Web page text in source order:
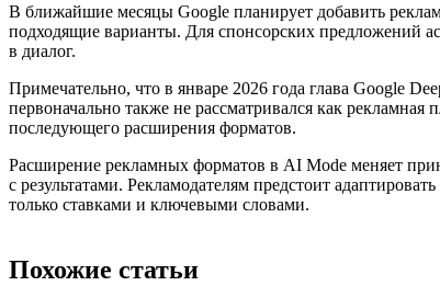
В ближайшие месяцы Google планирует добавить
подходящие варианты. Для спонсорских предложений
в диалог.
Примечательно, что в январе 2026 года глава Google
первоначально также не рассматривался как рекламная
последующего расширения форматов.
Расширение рекламных форматов в AI Mode меняет
с результатами. Рекламодателям предстоит
только ставками и ключевыми словами.
Похожие статьи